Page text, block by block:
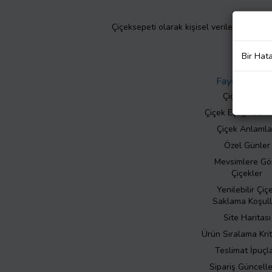
Çiçeksepeti olarak kişisel verilerinizin
Faydalı Bilgiler
Çiçek Bakımı
Çiçek Eşliğinde
Çiçek
Özel Günler
Mevsimlere
Çiçekler
Yenilebilir
Saklama
Site Haritası
Ürün Sıralama
Teslimat
Sipariş
Bir